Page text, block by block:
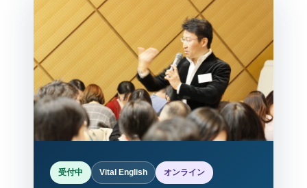
受付中 Vital English オンライン